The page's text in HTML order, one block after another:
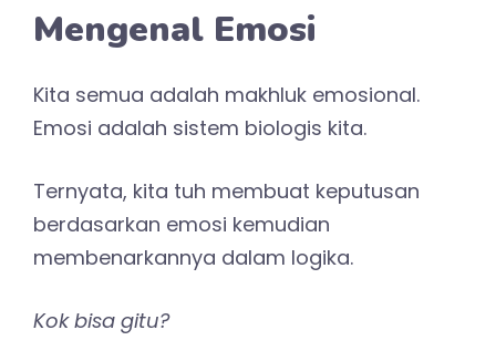
Mengenal Emosi
Kita semua adalah makhluk emosional.
Emosi adalah sistem biologis kita.
Ternyata, kita tuh membuat keputusan
berdasarkan emosi kemudian
membenarkannya dalam logika.
Kok bisa gitu?